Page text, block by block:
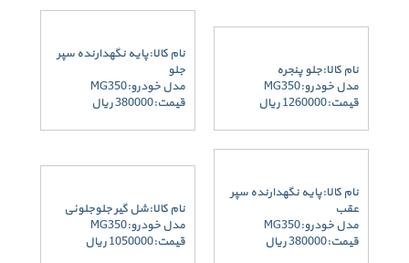
نام کالا:جلو پنجره
مدل خودرو:MG350
قیمت:1260000 ریال
نام کالا:پایه نگهدارنده سپر
جلو
مدل خودرو:MG350
قیمت:380000 ریال
نام کالا:پایه نگهدارنده سپر
عقب
مدل خودرو:MG350
قیمت:380000 ریال
نام کالا:شل گیر جلوجلوئی
مدل خودرو:MG350
قیمت:1050000 ریال